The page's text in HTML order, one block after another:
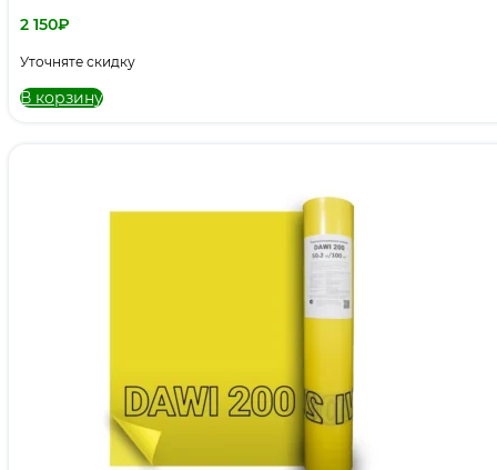
2 150₽
Уточняте скидку
В корзину